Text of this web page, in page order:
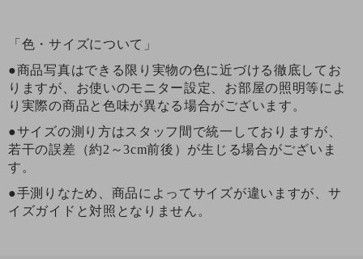
「色・サイズについて」
●商品写真はできる限り実物の色に近づける徹底してお
りますが、お使いのモニター設定、お部屋の照明等によ
り実際の商品と色味が異なる場合がございます。
●サイズの測り方はスタッフ間で統一しておりますが、
若干の誤差（約2～3cm前後）が生じる場合がございま
す。
●手測りなため、商品によってサイズが違いますが、サ
イズガイドと対照となりません。